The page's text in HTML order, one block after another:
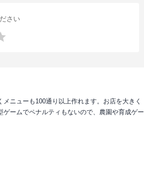
さい
ニューも100通り以上作れます。お店を大きく
ームでペナルティもないので、農園や育成ゲー